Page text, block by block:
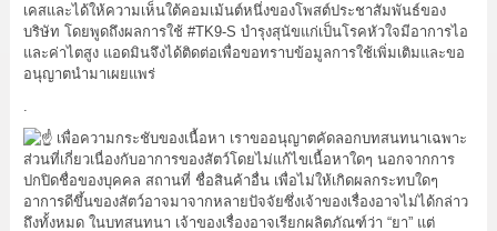
เคสและได้ให้ความเห็นใต้คอมเม้นต์หนึ่งของโพสต์ประชาสัมพันธ์ของ
บริษัท โดยพูดถึงผลการใช้ #TK9-S บำรุงสุนัขแก่เป็นโรคหัวใจมีอาการไอ
และค่าไตสูง แอดมินจึงได้ติดต่อเพื่อขอทราบข้อมูลการใช้เพิ่มเติมและขอ
อนุญาตนำมาเผยแพร่
เพื่อความกระชับของเนื้อหา เราขออนุญาตคัดลอกบทสนทนาเฉพาะ
ส่วนที่เกี่ยวเนื่องกับอาการของสัตว์โดยไม่แก้ไขเนื้อหาใดๆ นอกจากการ
ปกปิดชื่อของบุคคล สถานที่ ชื่อสินค้าอื่น เพื่อไม่ให้เกิดผลกระทบใดๆ
อาการดีขึ้นของสัตว์อาจมาจากหลายปัจจัยซึ่งเจ้าของเรื่องอาจไม่ได้กล่าว
ถึงทั้งหมด ในบทสนทนา เจ้าของเรื่องอาจเรียกผลิตภัณฑ์ว่า “ยา” แต่